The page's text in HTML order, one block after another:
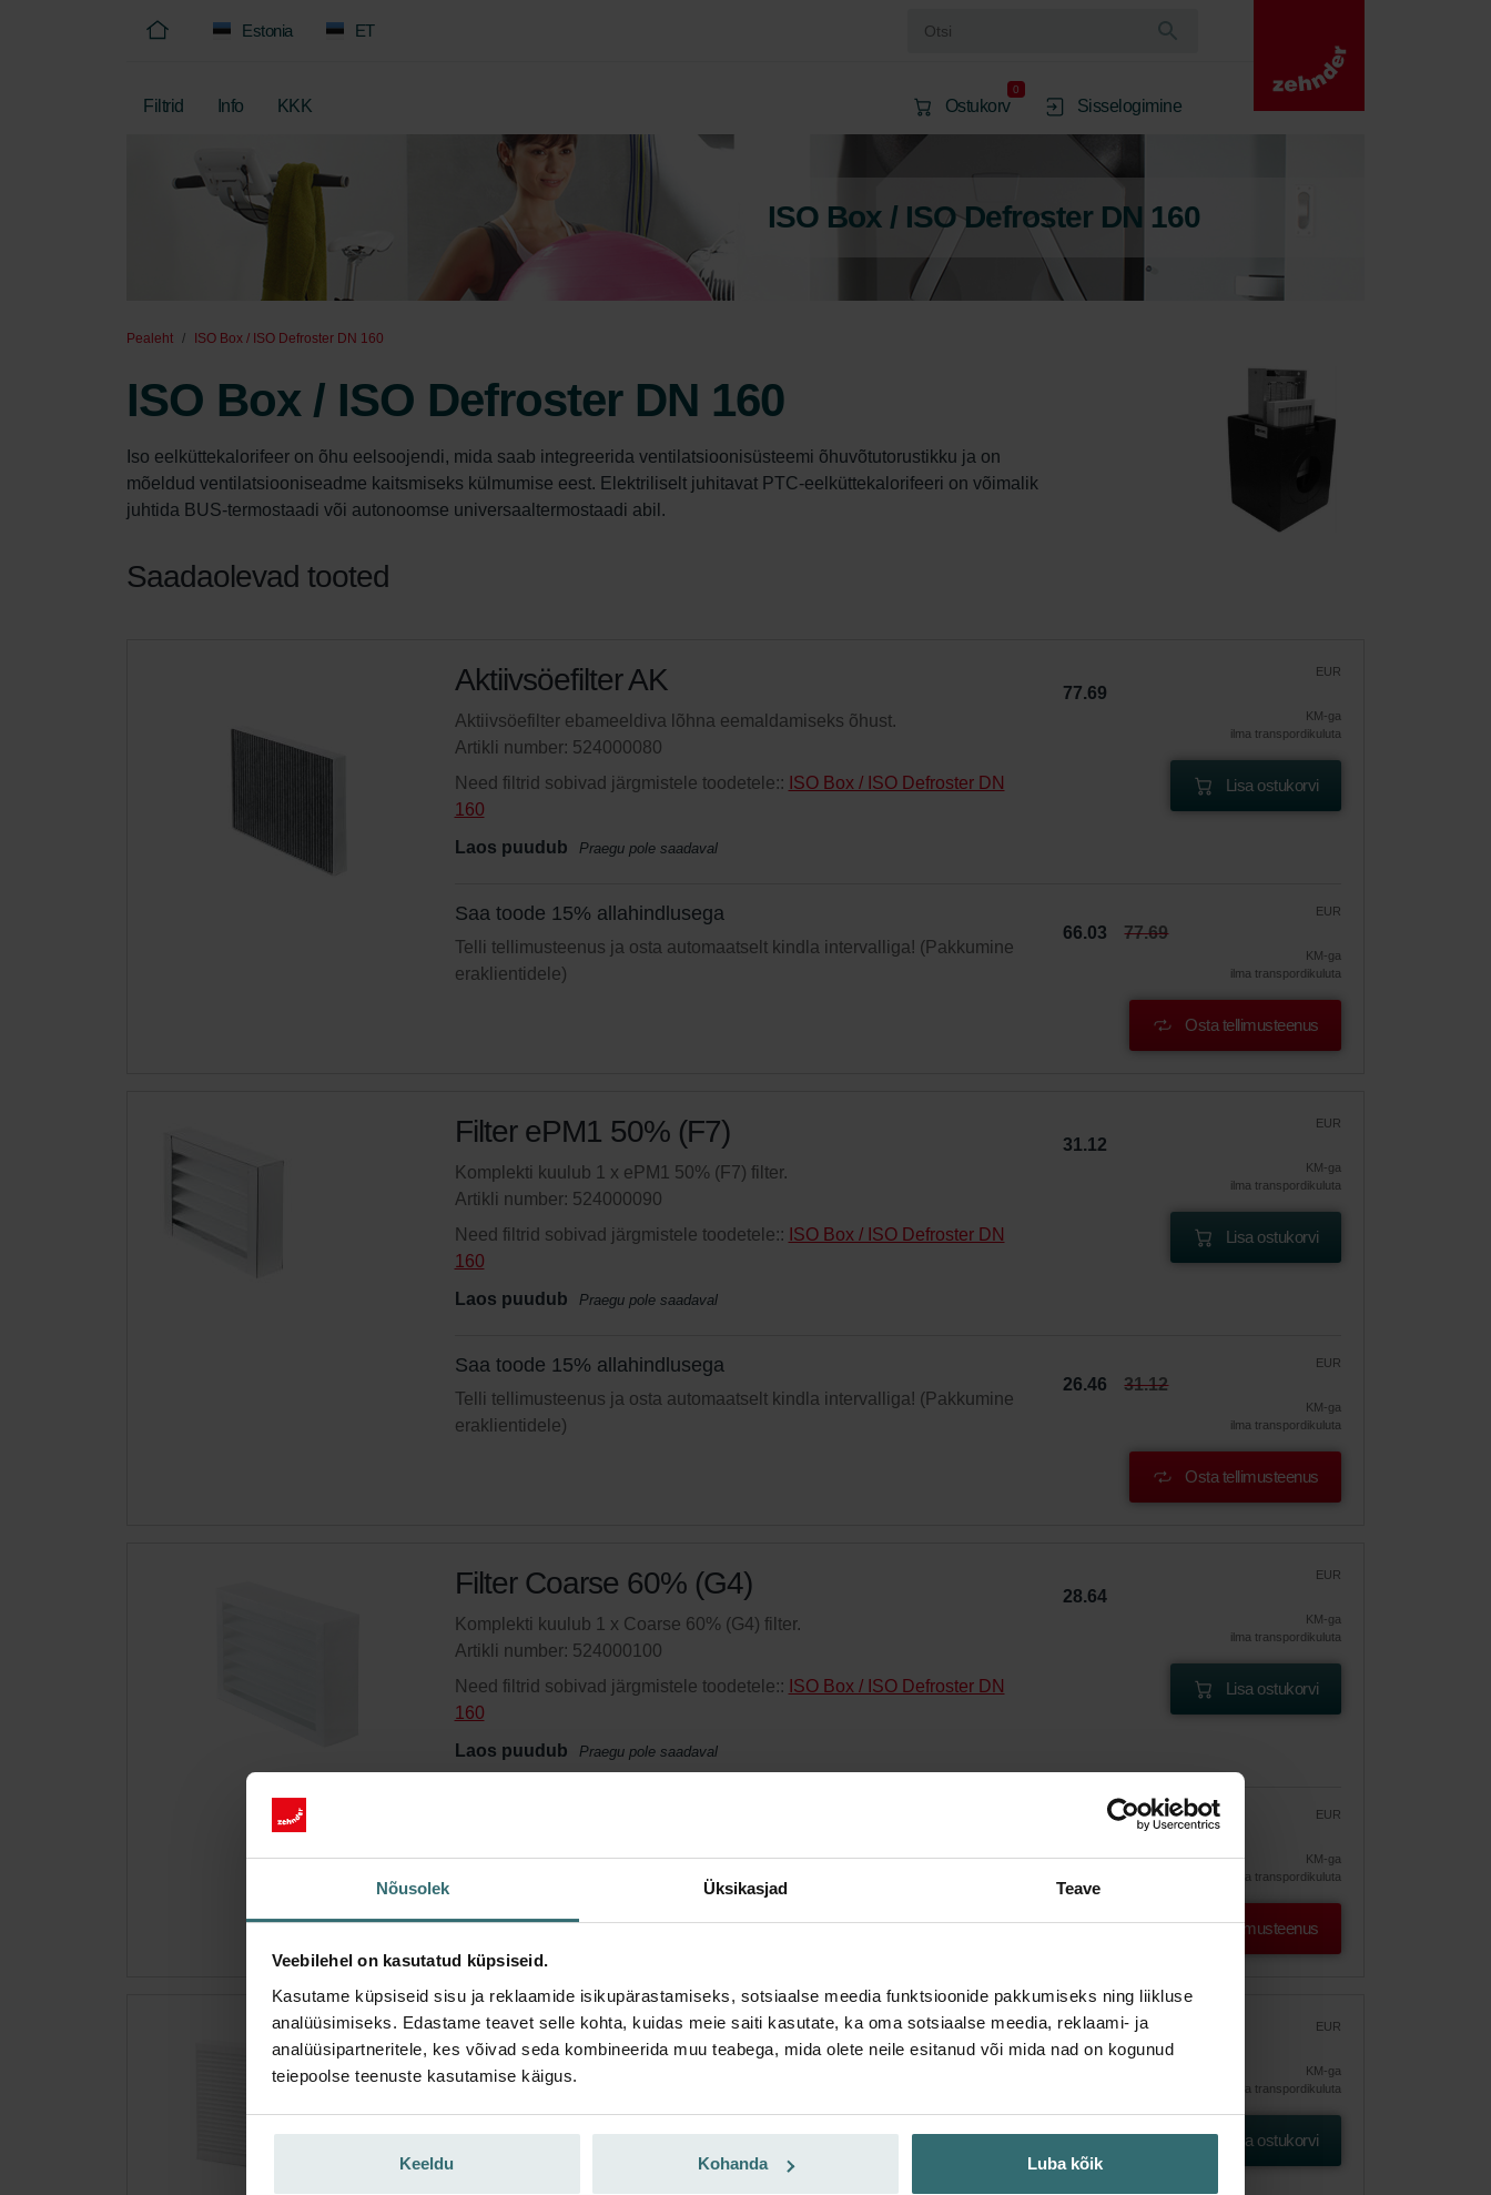
Nõusolek Üksikasjad Teave
Veebilehel on kasutatud küpsiseid.
Kasutame küpsiseid sisu ja reklaamide isikupärastamiseks, sotsiaalse meedia funktsioonide pakkumiseks ning liikluse
analüüsimiseks. Edastame teavet selle kohta, kuidas meie saiti kasutate, ka oma sotsiaalse meedia, reklaami- ja
analüüsipartneritele, kes võivad seda kombineerida muu teabega, mida olete neile esitanud või mida nad on kogunud
teiepoolse teenuste kasutamise käigus.
Keeldu Kohanda Luba kõik
Estonia ET
Filtrid Info KKK Ostukorv
0
Sisselogimine
ISO Box / ISO Defroster DN 160
Pealeht ISO Box / ISO Defroster DN 160
ISO Box / ISO Defroster DN 160
Iso eelküttekalorifeer on õhu eelsoojendi, mida saab integreerida ventilatsioonisüsteemi õhuvõtutorustikku ja on
mõeldud ventilatsiooniseadme kaitsmiseks külmumise eest. Elektriliselt juhitavat PTC-eelküttekalorifeeri on võimalik
juhtida BUS-termostaadi või autonoomse universaaltermostaadi abil.
Saadaolevad tooted
Aktiivsöefilter AK
Aktiivsöefilter ebameeldiva lõhna eemaldamiseks õhust.
Artikli number: 524000080
Need filtrid sobivad järgmistele toodetele:: ISO Box / ISO Defroster DN
160
Laos puudub
Praegu pole saadaval
EUR
77.69
KM-ga
ilma transpordikuluta
Lisa ostukorvi
Saa toode 15% allahindlusega
Telli tellimusteenus ja osta automaatselt kindla intervalliga! (Pakkumine
eraklientidele)
EUR
66.03 77.69
KM-ga
ilma transpordikuluta
Osta tellimusteenus
Filter ePM1 50% (F7)
Komplekti kuulub 1 x ePM1 50% (F7) filter.
Artikli number: 524000090
Need filtrid sobivad järgmistele toodetele:: ISO Box / ISO Defroster DN
160
Laos puudub
Praegu pole saadaval
EUR
31.12
KM-ga
ilma transpordikuluta
Lisa ostukorvi
Saa toode 15% allahindlusega
Telli tellimusteenus ja osta automaatselt kindla intervalliga! (Pakkumine
eraklientidele)
EUR
26.46 31.12
KM-ga
ilma transpordikuluta
Osta tellimusteenus
Filter Coarse 60% (G4)
Komplekti kuulub 1 x Coarse 60% (G4) filter.
Artikli number: 524000100
Need filtrid sobivad järgmistele toodetele:: ISO Box / ISO Defroster DN
160
Laos puudub
Praegu pole saadaval
EUR
28.64
KM-ga
ilma transpordikuluta
Lisa ostukorvi
EUR
28.64
KM-ga
ilma transpordikuluta
Osta tellimusteenus
Filter Coarse 30% (G3)
Komplekti kuulub 1 x Coarse 30% (G3) filter.
Need filtrid sobivad järgmistele toodetele::ISO Box / ISO Defroster DN
EUR
27.59
KM-ga
ilma transpordikuluta
Lisa ostukorvi